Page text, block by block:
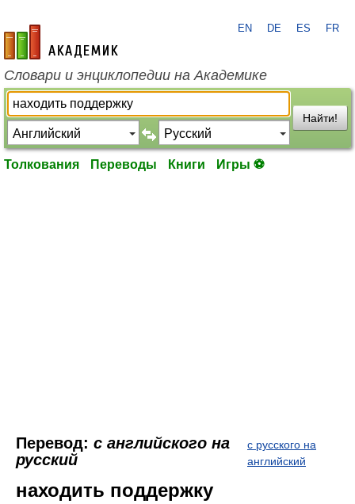
academic.ru
EN DE ES FR
Словари и энциклопедии на Академике
Найти!
Толкования Переводы Книги Игры ⚽
Перевод: с английского на
русский
с русского на
английский
находить поддержку